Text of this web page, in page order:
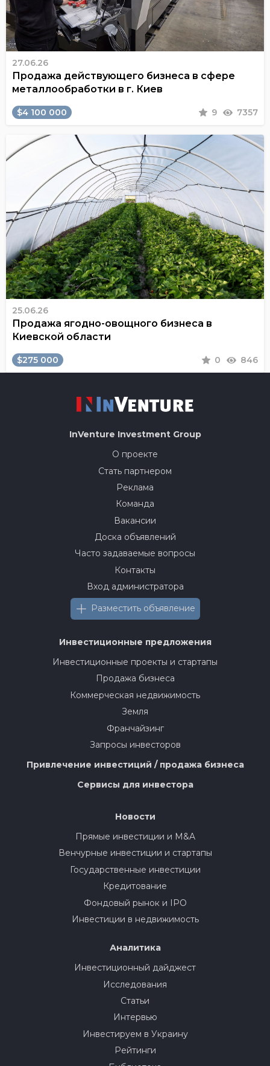
27.06.26
Продажа действующего бизнеса в сфере
металлообработки в г. Киев
$4 100 000 9 7357
25.06.26
Продажа ягодно-овощного бизнеса в
Киевской области
$275 000 0 846
InVenture Investment Group
О проекте
Стать партнером
Реклама
Команда
Вакансии
Доска объявлений
Часто задаваемые вопросы
Контакты
Вход администратора
Разместить объявление
Инвестиционные предложения
Инвестиционные проекты и стартапы
Продажа бизнеса
Коммерческая недвижимость
Земля
Франчайзинг
Запросы инвесторов
Привлечение инвестиций / продажа бизнеса
Сервисы для инвестора
Новости
Прямые инвестиции и M&A
Венчурные инвестиции и стартапы
Государственные инвестиции
Кредитование
Фондовый рынок и IPO
Инвестиции в недвижимость
Аналитика
Инвестиционный дайджест
Исследования
Статьи
Интервью
Инвестируем в Украину
Рейтинги